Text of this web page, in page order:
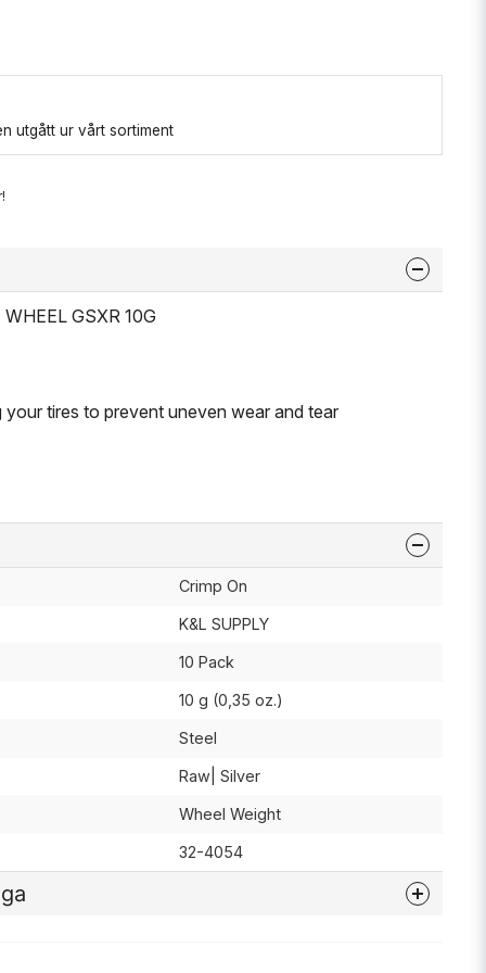
utgått ur vårt sortiment
GSXR 10G
your tires to prevent uneven wear and tear
Crimp On
K&L SUPPLY
10 Pack
10 g (0,35 oz.)
Steel
Raw| Silver
Wheel Weight
32-4054